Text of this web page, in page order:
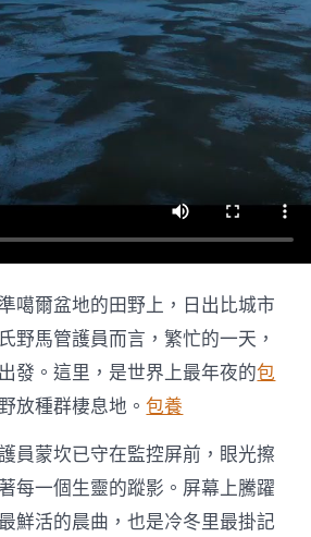
氏
野
馬
的
日
網
站
比
較
夜〉
中
噶爾盆地的田野上，日出比城市
野馬管護員而言，繁忙的一天，
發。這里，是世界上最年夜的包
放種群棲息地。包養
員蒙坎已守在監控屏前，眼光擦
每一個生靈的蹤影。屏幕上騰躍
鮮活的晨曲，也是冷冬里最掛記